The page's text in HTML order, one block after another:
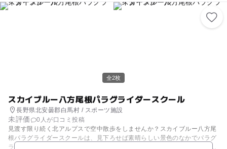
全2枚
スカイブルー八方尾根パラグライダースクール
長野県北安曇郡白馬村 / スポーツ施設
未評価
0人が口コミ投稿
見渡す限り続く北アルプスで空中散歩をしませんか？スカイブルー八方尾
根パラグライダースクールは、見下ろせば素晴らしい景色のなかでパラグ
ライダーの醍醐味を味わうことができるスポットです。白馬の景色をご自